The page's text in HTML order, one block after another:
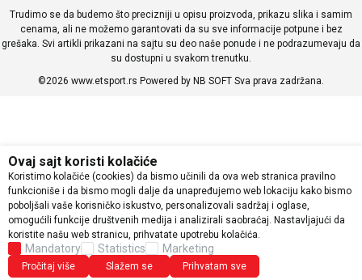
Trudimo se da budemo što precizniji u opisu proizvoda, prikazu slika i samim
cenama, ali ne možemo garantovati da su sve informacije potpune i bez
grešaka. Svi artikli prikazani na sajtu su deo naše ponude i ne podrazumevaju da
su dostupni u svakom trenutku.
©2026 www.etsport.rs Powered by NB SOFT Sva prava zadržana.
Ovaj sajt koristi kolačiće
Koristimo kolačiće (cookies) da bismo učinili da ova web stranica pravilno
funkcioniše i da bismo mogli dalje da unapređujemo web lokaciju kako bismo
poboljšali vaše korisničko iskustvo, personalizovali sadržaj i oglase,
omogućili funkcije društvenih medija i analizirali saobraćaj. Nastavljajući da
koristite našu web stranicu, prihvatate upotrebu kolačića.
Mandatory Statistics Marketing
Pročitaj više Slažem se Prihvatam sve